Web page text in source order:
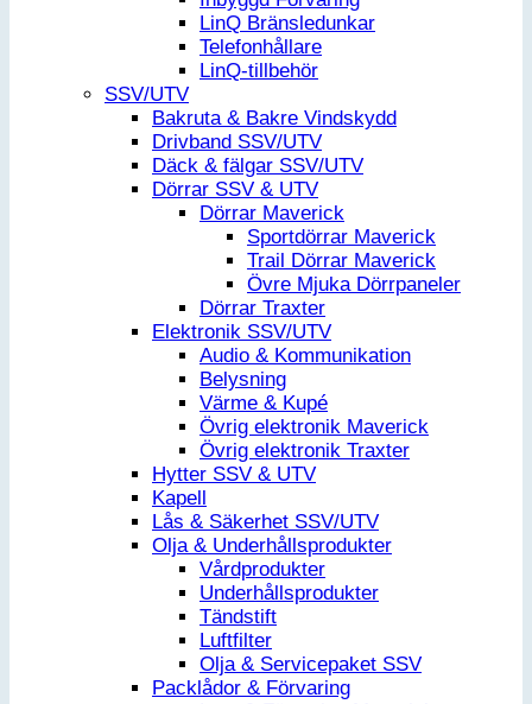
LinQ Bränsledunkar
Telefonhållare
LinQ-tillbehör
SSV/UTV
Bakruta & Bakre Vindskydd
Drivband SSV/UTV
Däck & fälgar SSV/UTV
Dörrar SSV & UTV
Dörrar Maverick
Sportdörrar Maverick
Trail Dörrar Maverick
Övre Mjuka Dörrpaneler
Dörrar Traxter
Elektronik SSV/UTV
Audio & Kommunikation
Belysning
Värme & Kupé
Övrig elektronik Maverick
Övrig elektronik Traxter
Hytter SSV & UTV
Kapell
Lås & Säkerhet SSV/UTV
Olja & Underhållsprodukter
Vårdprodukter
Underhållsprodukter
Tändstift
Luftfilter
Olja & Servicepaket SSV
Packlådor & Förvaring